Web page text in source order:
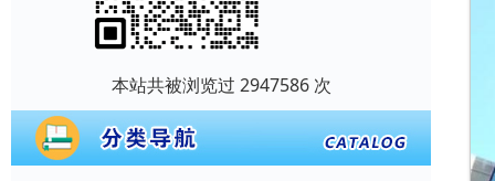
本站共被浏览过 2947586 次